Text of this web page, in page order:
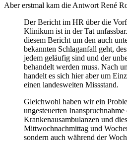
Aber erstmal kam die Antwort René
Der Bericht im HR über die
Klinikum ist in der Tat
diesem Bericht um den auch
bekannten Schlaganfall geht,
jedem geläufig sind und der
behandelt werden muss. Nach
handelt es sich hier aber um
einen landesweiten Missstand.
Gleichwohl haben wir ein
ungesteuerten Inanspruchnahme
Krankenausambulanzen und
Mittwochnachmittag und
sondern auch während der